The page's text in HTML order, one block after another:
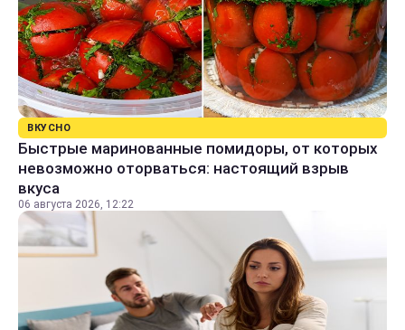
ВКУСНО
Быстрые маринованные помидоры, от которых
невозможно оторваться: настоящий взрыв
вкуса
06 августа 2026, 12:22